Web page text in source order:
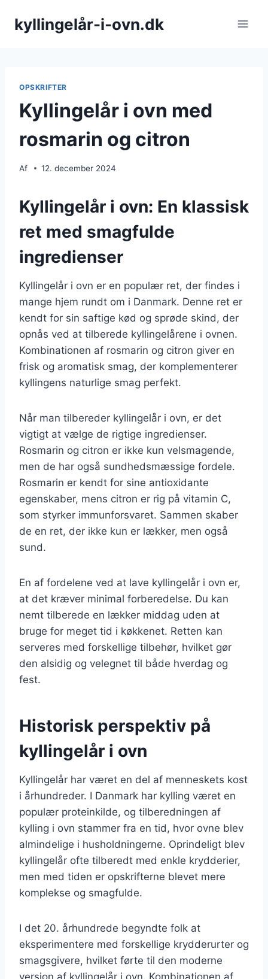
kyllingelår-i-ovn.dk
OPSKRIFTER
Kyllingelår i ovn med
rosmarin og citron
Af 12. december 2024
Kyllingelår i ovn: En klassisk
ret med smagfulde
ingredienser
Kyllingelår i ovn er en populær ret, der findes i
mange hjem rundt om i Danmark. Denne ret er
kendt for sin saftige kød og sprøde skind, der
opnås ved at tilberede kyllingelårene i ovnen.
Kombinationen af rosmarin og citron giver en
frisk og aromatisk smag, der komplementerer
kyllingens naturlige smag perfekt.
Når man tilbereder kyllingelår i ovn, er det
vigtigt at vælge de rigtige ingredienser.
Rosmarin og citron er ikke kun velsmagende,
men de har også sundhedsmæssige fordele.
Rosmarin er kendt for sine antioxidante
egenskaber, mens citron er rig på vitamin C,
som styrker immunforsvaret. Sammen skaber
de en ret, der ikke kun er lækker, men også
sund.
En af fordelene ved at lave kyllingelår i ovn er,
at det kræver minimal forberedelse. Du kan
nemt tilberede en lækker middag uden at
bruge for meget tid i køkkenet. Retten kan
serveres med forskellige tilbehør, hvilket gør
den alsidig og velegnet til både hverdag og
fest.
Historisk perspektiv på
kyllingelår i ovn
Kyllingelår har været en del af menneskets kost
i århundreder. I Danmark har kylling været en
populær proteinkilde, og tilberedningen af
kylling i ovn stammer fra en tid, hvor ovne blev
almindelige i husholdningerne. Oprindeligt blev
kyllingelår ofte tilberedt med enkle krydderier,
men med tiden er opskrifterne blevet mere
komplekse og smagfulde.
I det 20. århundrede begyndte folk at
eksperimentere med forskellige krydderurter og
smagsgivere, hvilket førte til den moderne
version af kyllingelår i ovn. Kombinationen af